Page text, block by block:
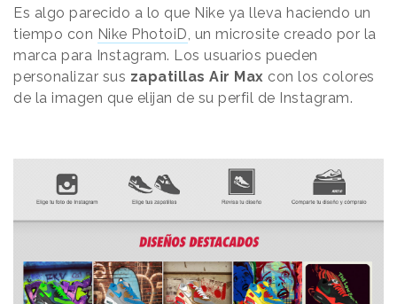
Es algo parecido a lo que Nike ya lleva haciendo un
tiempo con Nike PhotoiD , un microsite creado por la
marca para Instagram. Los usuarios pueden
personalizar sus zapatillas Air Max con los colores
de la imagen que elijan de su perfil de Instagram.